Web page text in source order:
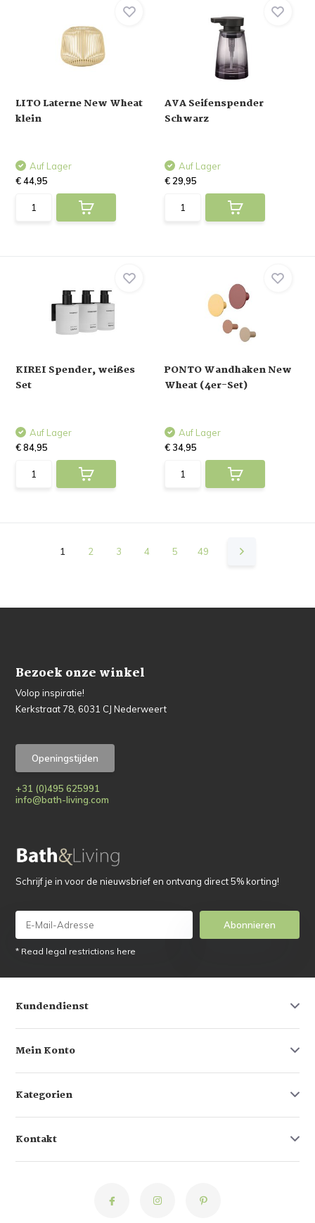
LITO Laterne New Wheat
klein
Auf Lager
€ 44,95
AVA Seifenspender
Schwarz
Auf Lager
€ 29,95
KIREI Spender, weißes
Set
Auf Lager
€ 84,95
PONTO Wandhaken New
Wheat (4er-Set)
Auf Lager
€ 34,95
1 2 3 4 5 49
Bezoek onze winkel
Volop inspiratie!
Kerkstraat 78, 6031 CJ Nederweert
Openingstijden
+31 (0)495 625991
info@bath-living.com
Schrijf je in voor de nieuwsbrief en ontvang direct 5% korting!
Abonnieren
* Read legal restrictions here
Kundendienst
Mein Konto
Kategorien
Kontakt